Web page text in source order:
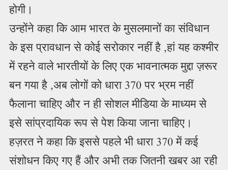
होगी।
उन्होंने कहा कि आम भारत के मुसलमानों का संविधान
के इस प्रावधान से कोई सरोकार नहीं है ,हां यह कश्मीर
में रहने वाले भारतीयों के लिए एक भावनात्मक मुद्दा ज़रूर
बन गया है ,अब लोगों को धारा 370 पर भ्रम नहीं
फैलाना चाहिए और न ही सोशल मीडिया के माध्यम से
इसे सांप्रदायिक रूप से पेश किया जाना चाहिए।
हज़रत ने कहा कि इससे पहले भी धारा 370 में कई
संशोधन किए गए हैं और अभी तक जितनी खबर आ रही